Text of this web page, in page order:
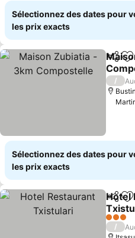
Sélectionnez des dates pour
les prix exacts
/
Sélectionnez des dates pour
les prix exacts
Hotel
3 Étoiles
/